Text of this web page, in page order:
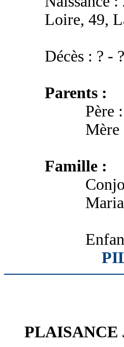
Loire, 49,
Décès : ? - ?
Parents :
Père :
Mère
Famille :
PLAISANCE